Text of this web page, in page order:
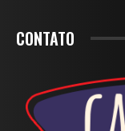
CONTATO